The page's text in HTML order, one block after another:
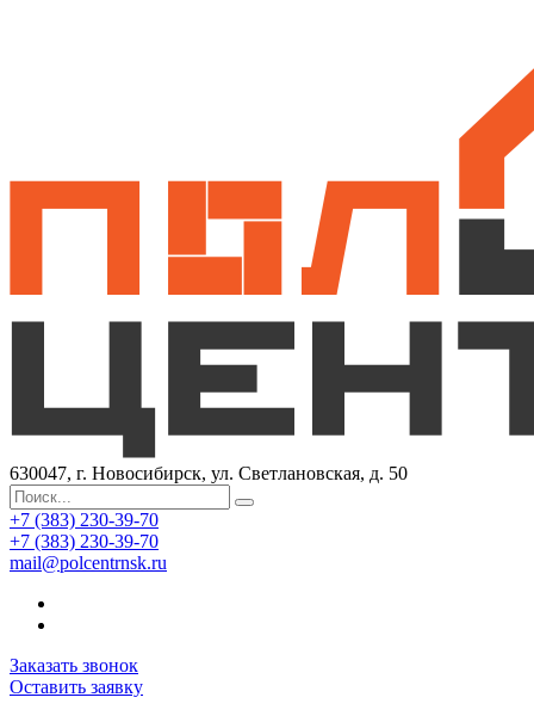
630047, г. Новосибирск, ул. Светлановская, д. 50
+7 (383) 230-39-70
+7 (383) 230-39-70
mail@polcentrnsk.ru
Заказать звонок
Оставить заявку